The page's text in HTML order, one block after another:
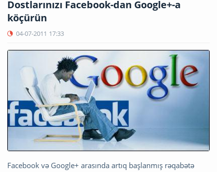
Dostlarınızı Facebook-dan Google+-a
köçürün
04-07-2011 17:33
Facebook və Google+ arasında artıq başlanmış rəqabətə